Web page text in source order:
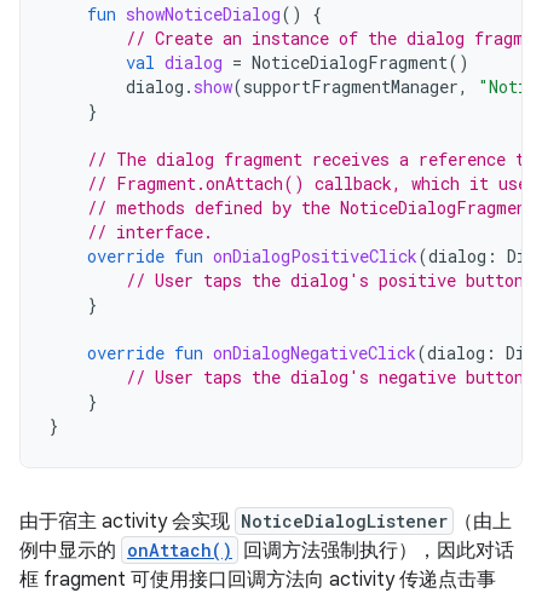
fun showNoticeDialog()
{
// Create an instance of the dialog
val dialog = NoticeDialogFragment()
dialog . show(supportFragmentManager,
}
// The dialog fragment receives a reference
// Fragment.onAttach() callback, which it
// methods defined by the
// interface.
override fun onDialogPositiveClick(dialog :
// User taps the dialog's positive button.
}
override fun onDialogNegativeClick(dialog :
// User taps the dialog's negative button.
}
}
由于宿主 activity 会实现 NoticeDialogListener
（由上
例中显示的 onAttach()
回调方法强制执行），因此对话
框 fragment 可使用接口回调方法向 activity 传递点击事